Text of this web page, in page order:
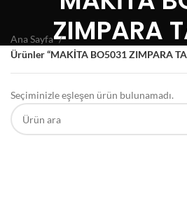
ZIMPARA
Ana Sayfa
Ürünler “MAKİTA BO5031 ZIMPARA
Seçiminizle eşleşen ürün bulunamadı.